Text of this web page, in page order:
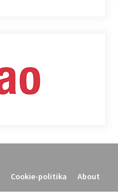
Cookie-politika About